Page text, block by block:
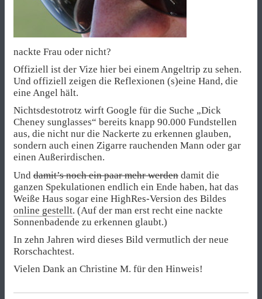
nackte Frau oder nicht?
Offiziell ist der Vize hier bei einem Angeltrip zu sehen.
Und offiziell zeigen die Reflexionen (s)eine Hand, die
eine Angel hält.
Nichtsdestotrotz wirft Google für die Suche „Dick
Cheney sunglasses“ bereits knapp 90.000 Fundstellen
aus, die nicht nur die Nackerte zu erkennen glauben,
sondern auch einen Zigarre rauchenden Mann oder gar
einen Außerirdischen.
Und damit’s noch ein paar mehr werden damit die
ganzen Spekulationen endlich ein Ende haben, hat das
Weiße Haus sogar eine HighRes-Version des Bildes
online gestellt. (Auf der man erst recht eine nackte
Sonnenbadende zu erkennen glaubt.)
In zehn Jahren wird dieses Bild vermutlich der neue
Rorschachtest.
Vielen Dank an Christine M. für den Hinweis!